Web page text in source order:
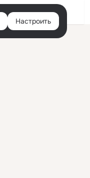
Войти
Настроить